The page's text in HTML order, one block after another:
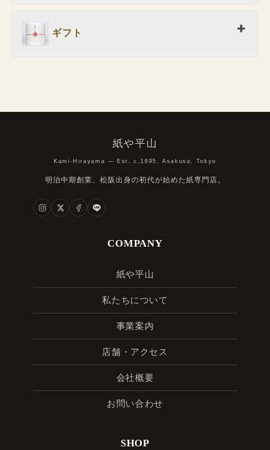
ギフト
紙や平山
Kami-Hirayama — Est. c.1895, Asakusa, Tokyo
明治中期創業、松阪出身の初代が始めた紙専門店。
COMPANY
紙や平山
私たちについて
事業案内
店舗・アクセス
会社概要
お問い合わせ
SHOP